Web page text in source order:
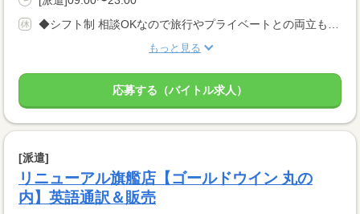
もっと見る
応募する（バイトル求人）
[派遣]
リニューアル旗艦店【ゴールドウイン 丸の
内】英語通訳＆販売